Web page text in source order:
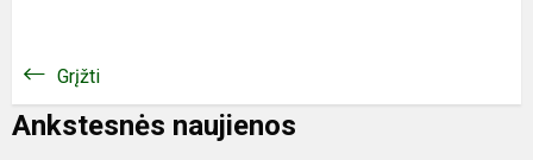
Grįžti
Ankstesnės naujienos